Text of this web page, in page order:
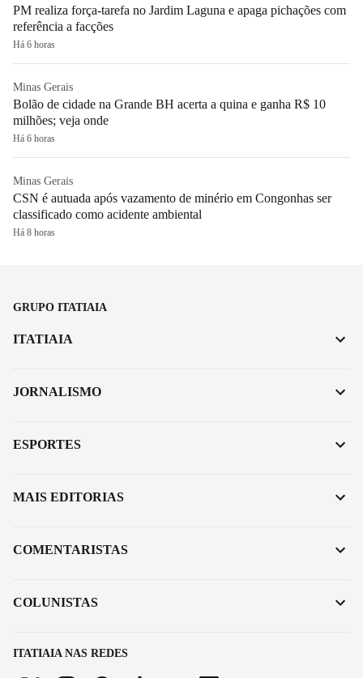
PM realiza força-tarefa no Jardim Laguna e apaga pichações com
referência a facções
Há 6 horas
Minas Gerais
Bolão de cidade na Grande BH acerta a quina e ganha R$ 10
milhões; veja onde
Há 6 horas
Minas Gerais
CSN é autuada após vazamento de minério em Congonhas ser
classificado como acidente ambiental
Há 8 horas
GRUPO ITATIAIA
ITATIAIA NAS REDES
ITATIAIA
JORNALISMO
ESPORTES
MAIS EDITORIAS
COMENTARISTAS
COLUNISTAS